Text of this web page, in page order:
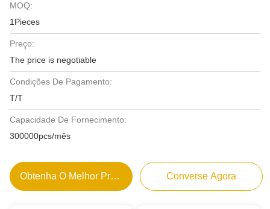
MOQ:
1Pieces
Preço:
The price is negotiable
Condições De Pagamento:
T/T
Capacidade De Fornecimento:
300000pcs/mês
Obtenha O Melhor Preço Converse Agora